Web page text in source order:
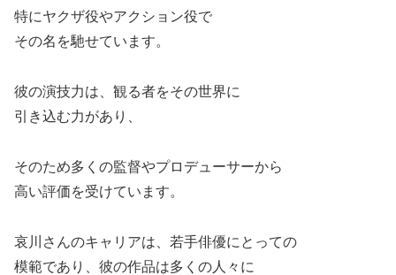
特にヤクザ役やアクション役で
その名を馳せています。
彼の演技力は、観る者をその世界に
引き込む力があり、
そのため多くの監督やプロデューサーから
高い評価を受けています。
哀川さんのキャリアは、若手俳優にとっての
模範であり、彼の作品は多くの人々に